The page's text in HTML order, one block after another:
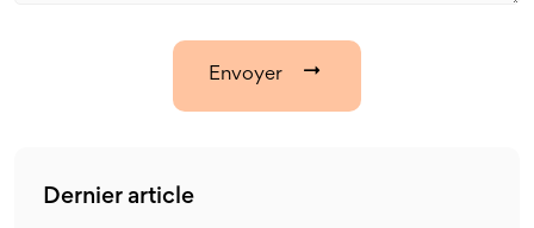
Envoyer
Dernier article